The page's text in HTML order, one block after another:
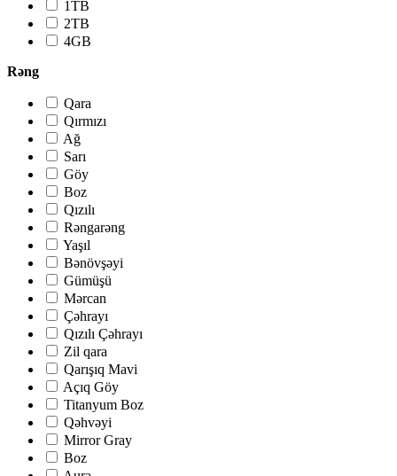
1TB
2TB
4GB
Rəng
Qara
Qırmızı
Ağ
Sarı
Göy
Boz
Qızılı
Rəngarəng
Yaşıl
Bənövşəyi
Gümüşü
Mərcan
Çəhrayı
Qızılı Çəhrayı
Zil qara
Qarışıq Mavi
Açıq Göy
Titanyum Boz
Qəhvəyi
Mirror Gray
Boz